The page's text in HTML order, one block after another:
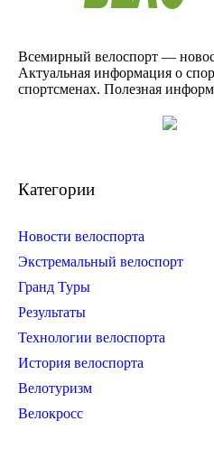
Всемирный велоспорт —
Актуальная информация о
спортсменах. Полезная
Категории
Новости велоспорта
Экстремальный велоспорт
Гранд Туры
Результаты
Технологии велоспорта
История велоспорта
Велотуризм
Велокросс